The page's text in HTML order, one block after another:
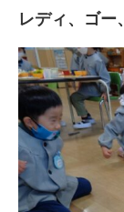
レディ、ゴー